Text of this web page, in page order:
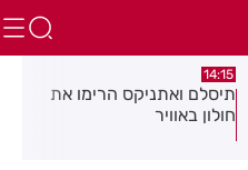
14:15
תיסלם ואתניקס הרימו את
חולון באוויר